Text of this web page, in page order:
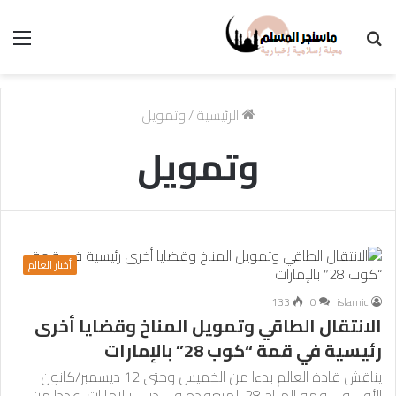
الرئيسية/وتمويل
وتمويل
أخبار العالم
islamic
0
133
الانتقال الطاقي وتمويل المناخ وقضايا أخرى
رئيسية في قمة “كوب 28” بالإمارات
يناقش قادة العالم بدءا من الخميس وحتى 12 ديسمبر/كانون